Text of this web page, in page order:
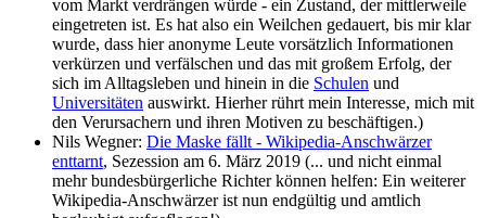
vom Markt verdrängen würde - ein Zustand, der mittlerweile
eingetreten ist. Es hat also ein Weilchen gedauert, bis mir klar
wurde, dass hier anonyme Leute vorsätzlich Informationen
verkürzen und verfälschen und das mit großem Erfolg, der
sich im Alltags­leben und hinein in die Schulen und
Universitäten auswirkt. Hierher rührt mein Interesse, mich mit
den Verursachern und ihren Motiven zu beschäftigen.)
Nils Wegner: Die Maske fällt - Wikipedia-Anschwärzer
enttarnt, Sezession am 6. März 2019 (... und nicht einmal
mehr bundesbürgerliche Richter können helfen: Ein weiterer
Wikipedia-Anschwärzer ist nun endgültig und amtlich